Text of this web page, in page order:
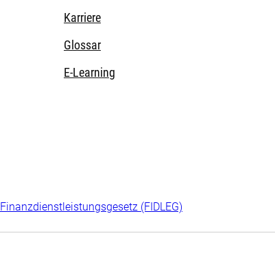
Karriere
Glossar
E-Learning
Finanzdienstleistungsgesetz (FIDLEG)